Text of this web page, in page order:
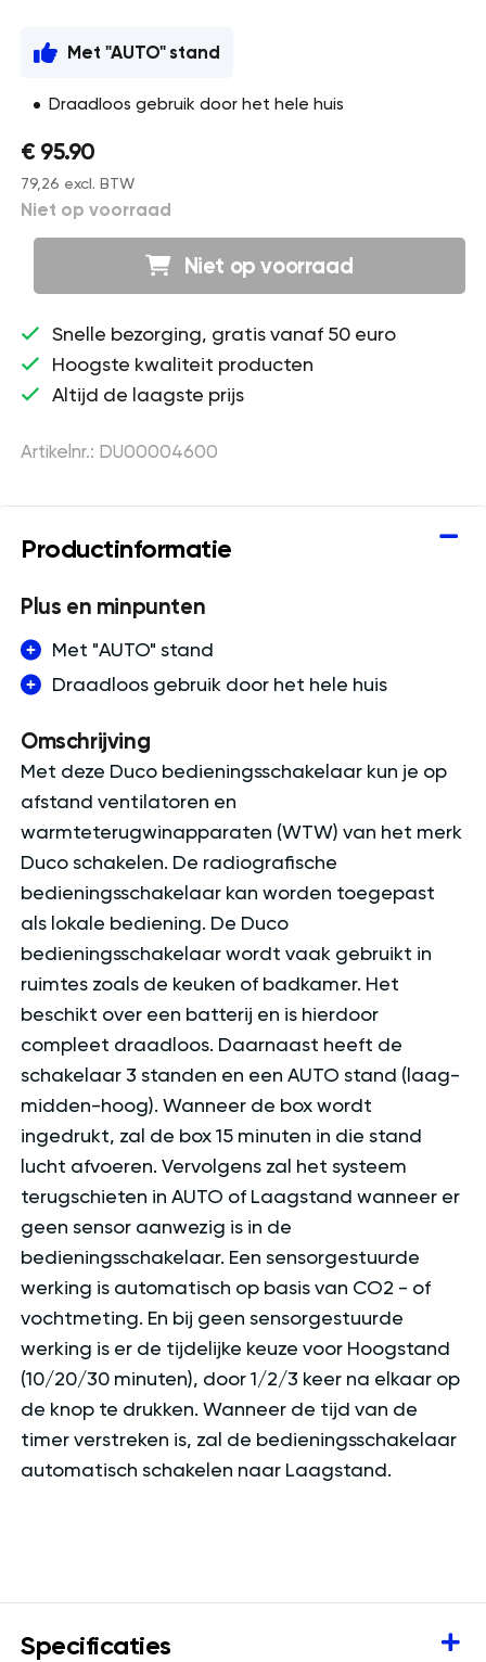
Met "AUTO" stand
Draadloos gebruik door het hele huis
€ 95.90
79,26 excl. BTW
Niet op voorraad
Niet op voorraad
Snelle bezorging, gratis vanaf 50 euro
Hoogste kwaliteit producten
Altijd de laagste prijs
Artikelnr.: DU00004600
Productinformatie
Plus en minpunten
Met "AUTO" stand
Draadloos gebruik door het hele huis
Omschrijving
Met deze Duco bedieningsschakelaar kun je op
afstand ventilatoren en
warmteterugwinapparaten (WTW) van het merk
Duco schakelen. De radiografische
bedieningsschakelaar kan worden toegepast
als lokale bediening. De Duco
bedieningsschakelaar wordt vaak gebruikt in
ruimtes zoals de keuken of badkamer. Het
beschikt over een batterij en is hierdoor
compleet draadloos. Daarnaast heeft de
schakelaar 3 standen en een AUTO stand (laag-
midden-hoog). Wanneer de box wordt
ingedrukt, zal de box 15 minuten in die stand
lucht afvoeren. Vervolgens zal het systeem
terugschieten in AUTO of Laagstand wanneer er
geen sensor aanwezig is in de
bedieningsschakelaar. Een sensorgestuurde
werking is automatisch op basis van CO2 - of
vochtmeting. En bij geen sensorgestuurde
werking is er de tijdelijke keuze voor Hoogstand
(10/20/30 minuten), door 1/2/3 keer na elkaar op
de knop te drukken. Wanneer de tijd van de
timer verstreken is, zal de bedieningsschakelaar
automatisch schakelen naar Laagstand.
Specificaties